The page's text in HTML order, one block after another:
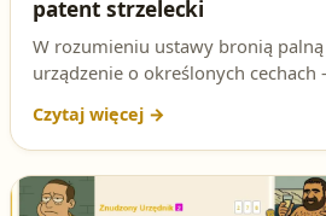
patent strzelecki
W rozumieniu ustawy bronią palną
urządzenie o określonych cechach
strzelecki. Sprawdź poprawną
prawną.